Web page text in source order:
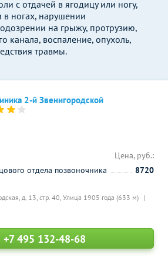
с отдачей в ягодицу или ногу,
в ногах, нарушении
на грыжу, протрузию,
канала, воспаление, опухоль,
травмы.
2-й Звенигородской
д. 13, стр. 40, Улица 1905 года (633 м)
Цена, руб.:
отдела позвоночника
8720
+7 495 132-48-68